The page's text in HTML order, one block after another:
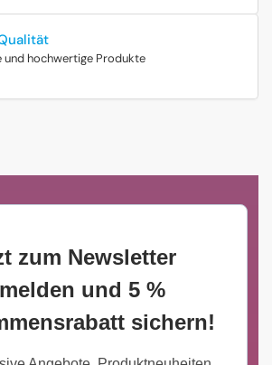
und hochwertige Produkte
zum Newsletter
und 5 %
sichern!